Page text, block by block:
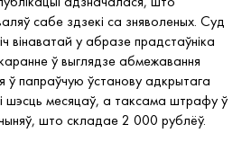
сабе здзекі са зняволеных. Суд
вінаватай у абразе прадстаўніка
ў выглядзе абмежавання
ў папраўчую ўстанову адкрытага
і шэсць месяцаў, а таксама штрафу ў
што складае 2 000 рублёў.